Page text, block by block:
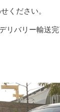
ください。
バリー輸送完